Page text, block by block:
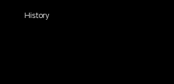
History